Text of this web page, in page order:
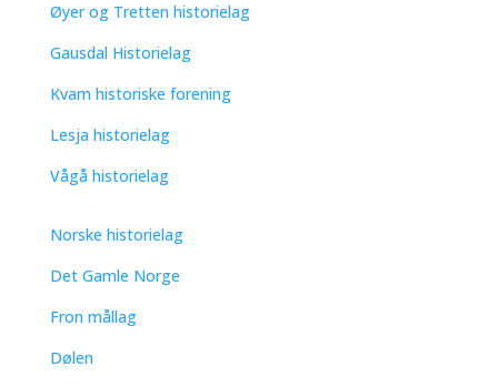
Øyer og Tretten historielag
Gausdal Historielag
Kvam historiske forening
Lesja historielag
Vågå historielag
Norske historielag
Det Gamle Norge
Fron mållag
Dølen